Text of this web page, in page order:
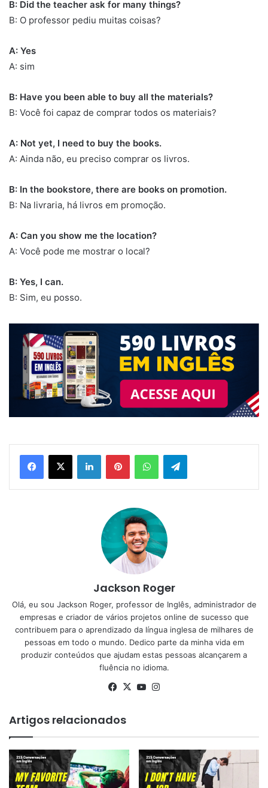
B: Did the teacher ask for many things?
B: O professor pediu muitas coisas?
A: Yes
A: sim
B: Have you been able to buy all the materials?
B: Você foi capaz de comprar todos os materiais?
A: Not yet, I need to buy the books.
A: Ainda não, eu preciso comprar os livros.
B: In the bookstore, there are books on promotion.
B: Na livraria, há livros em promoção.
A: Can you show me the location?
A: Você pode me mostrar o local?
B: Yes, I can.
B: Sim, eu posso.
LinkedinPinterestWhatsAppTelegram
Jackson Roger
Olá, eu sou Jackson Roger, professor de Inglês, administrador de
empresas e criador de vários projetos online de sucesso que
contribuem para o aprendizado da língua inglesa de milhares de
pessoas em todo o mundo. Dedico parte da minha vida em
produzir conteúdos que ajudam estas pessoas alcançarem a
fluência no idioma.
Facebook
X YouTube
Artigos relacionados